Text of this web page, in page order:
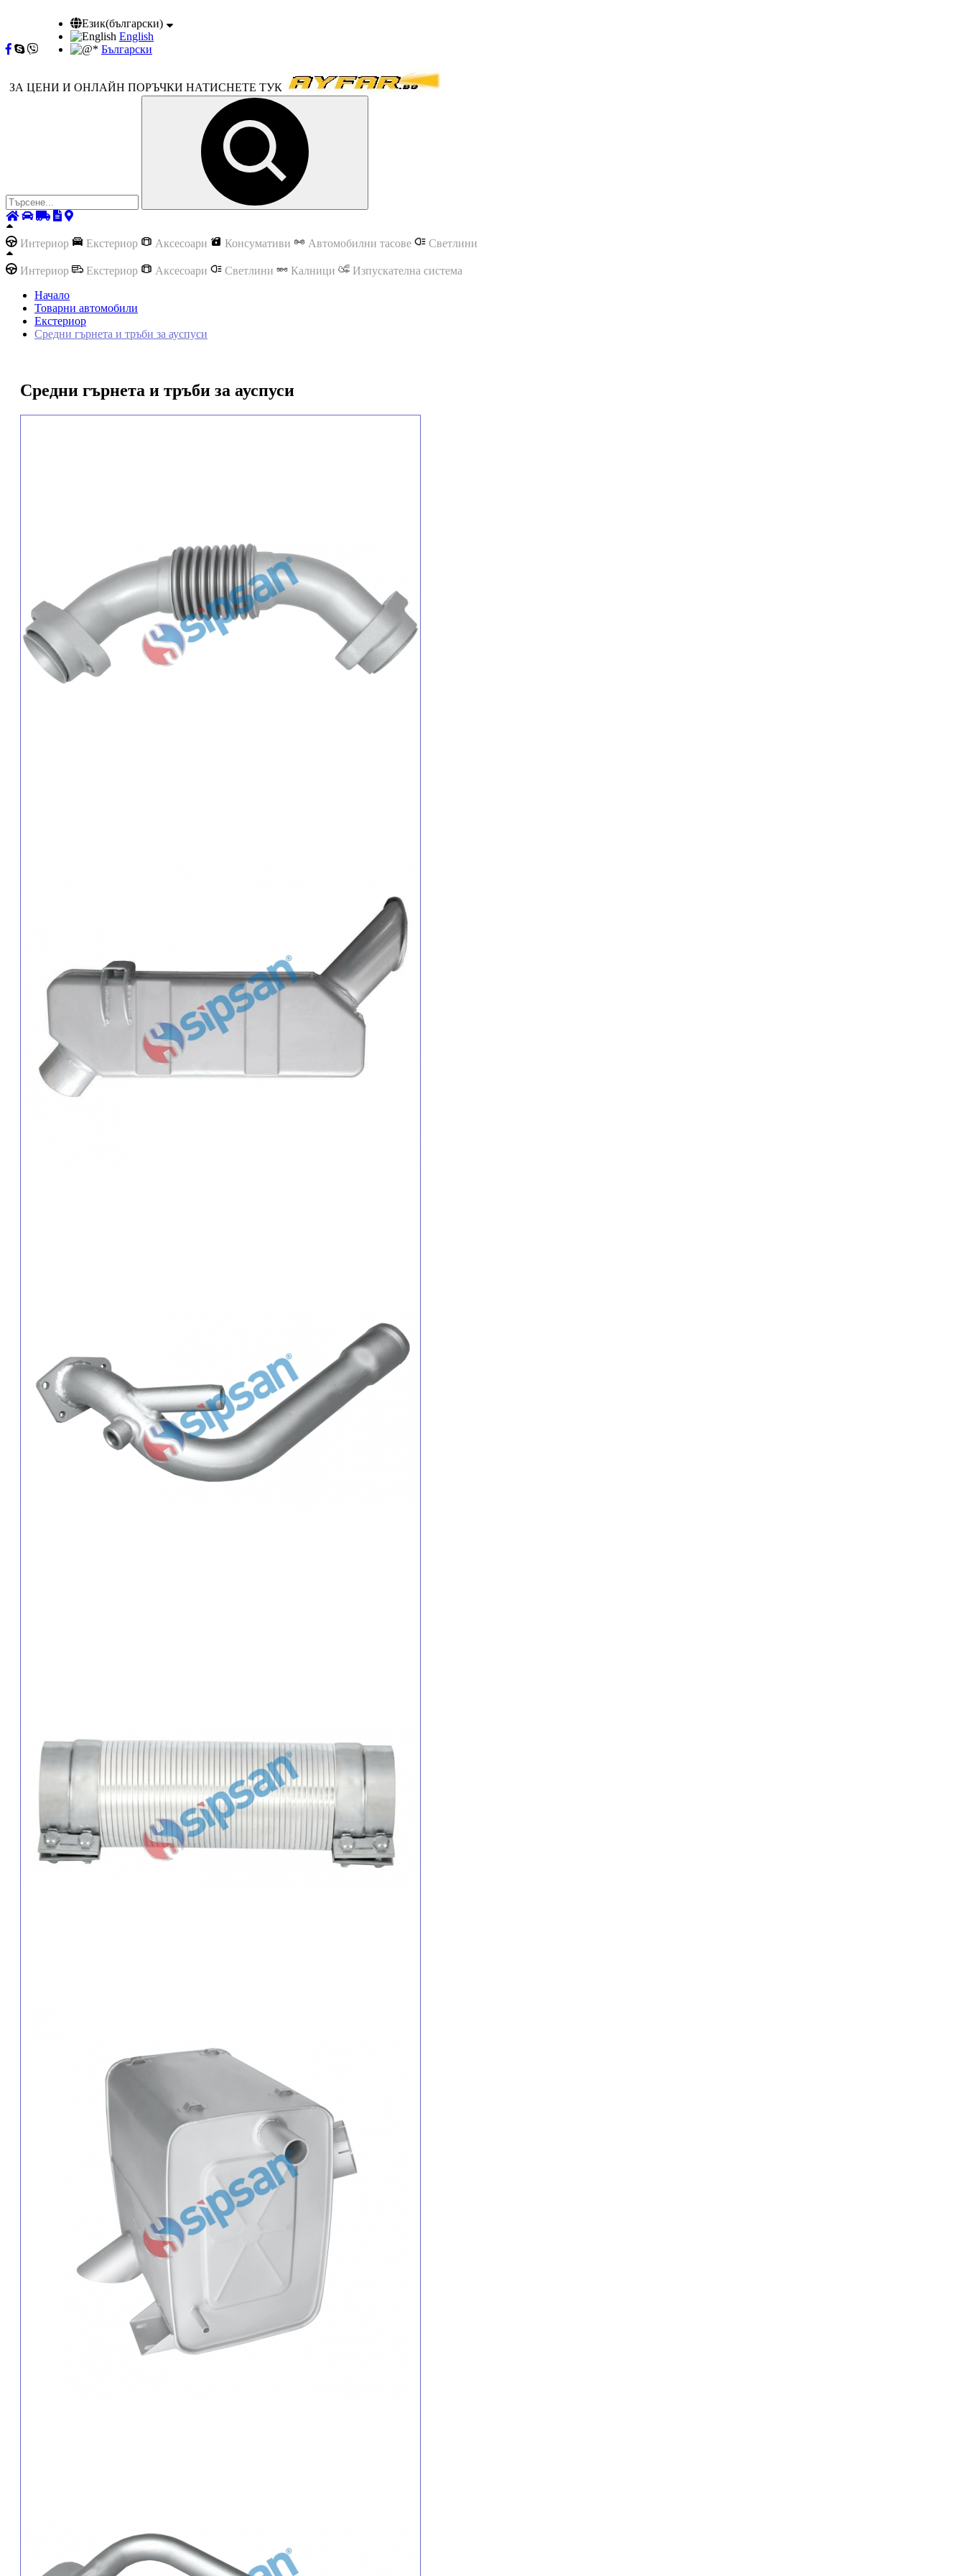
Език(български)
English
Български
ЗА ЦЕНИ И ОНЛАЙН ПОРЪЧКИ НАТИСНЕТЕ ТУК
Интериор Екстериор Аксесоари Консумативи Автомобилни тасове Светлини
Интериор Екстериор Аксесоари Светлини Калници
Изпускателна система
Начало
Товарни автомобили
Екстериор
Средни гърнета и тръби за ауспуси
Средни гърнета и тръби за ауспуси